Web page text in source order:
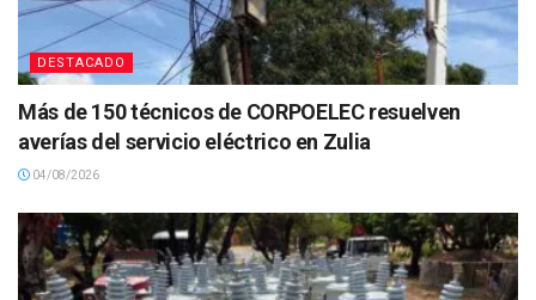
DESTACADO
Más de 150 técnicos de CORPOELEC resuelven
averías del servicio eléctrico en Zulia
04/08/2026